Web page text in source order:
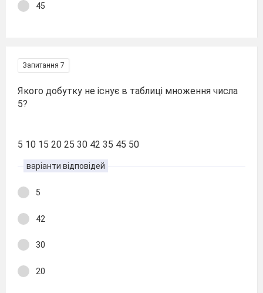
45
Запитання 7
Якого добутку не існує в таблиці множення числа
5?
5 10 15 20 25 30 42 35 45 50
варіанти відповідей
5
42
30
20